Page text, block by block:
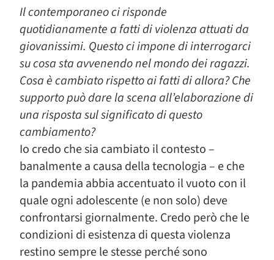
Il contemporaneo ci risponde
quotidianamente a fatti di violenza attuati da
giovanissimi. Questo ci impone di interrogarci
su cosa sta avvenendo nel mondo dei ragazzi.
Cosa è cambiato rispetto ai fatti di allora? Che
supporto può dare la scena all’elaborazione di
una risposta sul significato di questo
cambiamento?
Io credo che sia cambiato il contesto –
banalmente a causa della tecnologia – e che
la pandemia abbia accentuato il vuoto con il
quale ogni adolescente (e non solo) deve
confrontarsi giornalmente. Credo però che le
condizioni di esistenza di questa violenza
restino sempre le stesse perché sono